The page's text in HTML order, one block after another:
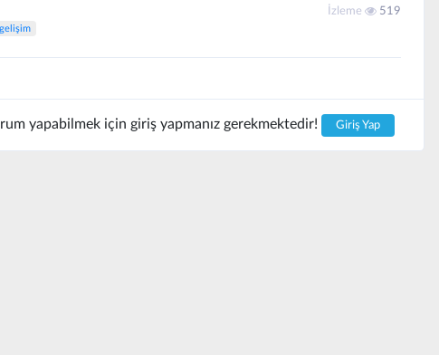
İzleme 519
yapabilmek için giriş yapmanız gerekmektedir! Giriş Yap